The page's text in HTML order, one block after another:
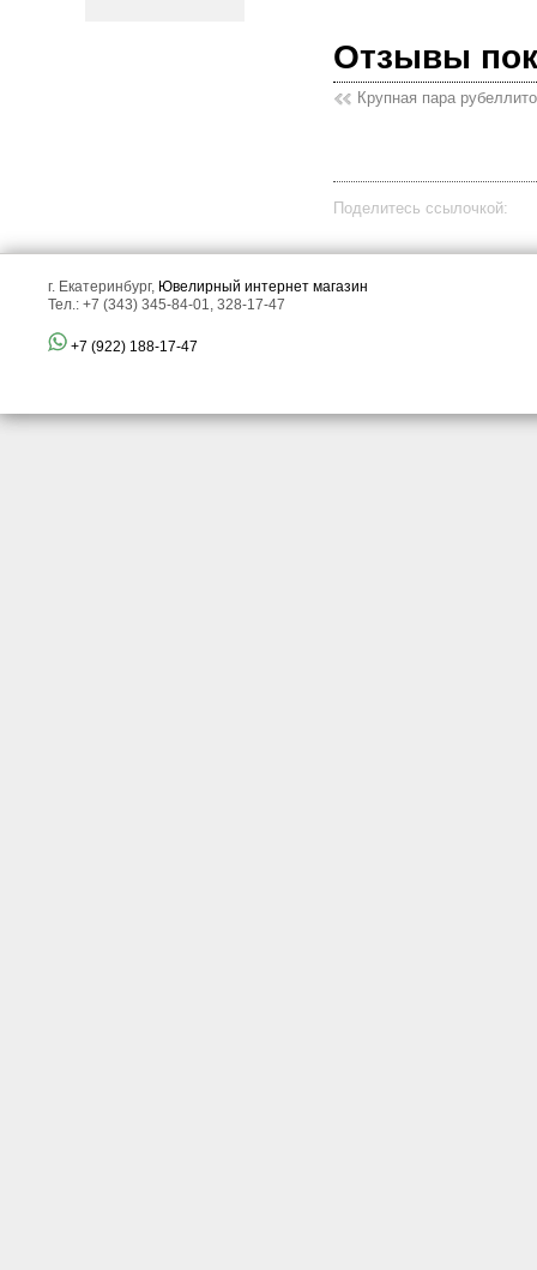
Отзывы
Крупная пара
Поделитесь ссылочкой:
г. Екатеринбург, Ювелирный интернет магазин
Тел.: +7 (343) 345-84-01, 328-17-47
+7 (922) 188-17-47